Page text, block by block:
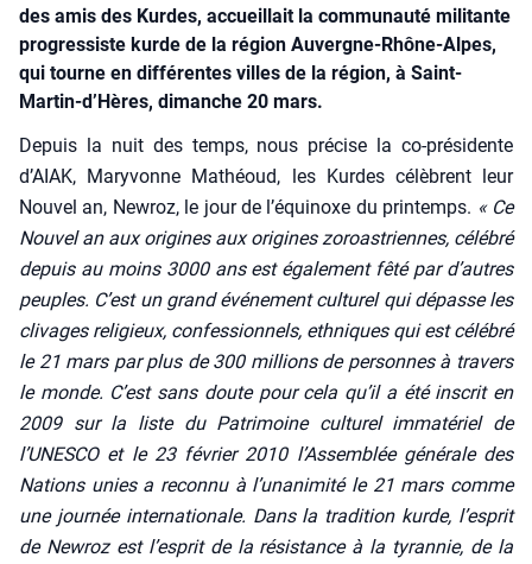
des amis des Kurdes, accueillait la communauté militante
progressiste kurde de la région Auvergne-Rhône-Alpes,
qui tourne en différentes villes de la région, à Saint-
Martin‑d’Hères, dimanche 20 mars.
Depuis la nuit des temps, nous pré­cise la co-pré­si­dente
d’AIAK, Mary­vonne Mathéoud, les Kurdes célèbrent leur
Nou­vel an, Newroz, le jour de l’équinoxe du prin­temps. « Ce
Nou­vel an aux ori­gines aux ori­gines zoroas­triennes, célé­bré
depuis au moins 3000 ans est éga­le­ment fêté par d’autres
peuples. C’est un grand évé­ne­ment cultu­rel qui dépasse les
cli­vages reli­gieux, confes­sion­nels, eth­niques qui est célé­bré
le 21 mars par plus de 300 mil­lions de per­sonnes à tra­vers
le monde. C’est sans doute pour cela qu’il a été ins­crit en
2009 sur la liste du Patri­moine cultu­rel imma­té­riel de
l’UNESCO et le 23 février 2010 l’Assemblée géné­rale des
Nations unies a recon­nu à l’unanimité le 21 mars comme
une jour­née inter­na­tio­nale. Dans la tra­di­tion kurde, l’esprit
de Newroz est l’esprit de la résis­tance à la tyran­nie, de la